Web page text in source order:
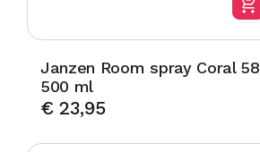
Janzen Room spray Coral 58
500 ml
€23,95